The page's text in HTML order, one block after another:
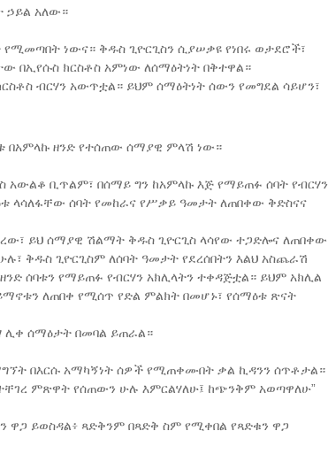
ኃይል አለው።
ነውና። ቅዱስ ጊዮርጊስን ሲያሠቃዩ የነበሩ ወታደሮች፣
በኢየሱስ ክርስቶስ አምነው ለሰማዕትነት በቅተዋል።
ብርሃን አውጥቷል። ይህም ሰማዕትነት ሰውን የመግደል ሳይሆን፣
በአምላኩ ዘንድ የተሰጠው ሰማያዊ ምላሽ ነው።
አውልቆ ቢጥልም፣ በሰማይ ግን ከአምላኩ እጅ የማይጠፉ ሰባት የብርሃን
ላሳለፋቸው ሰባት የመከራና የሥቃይ ዓመታት ለጠበቀው ቅድስናና
ይህ ሰማያዊ ሽልማት ቅዱስ ጊዮርጊስ ላሳየው ተጋድሎና ለጠበቀው
ቅዱስ ጊዮርጊስም ለሰባት ዓመታት የደረሰበትን እልህ አስጨራሽ
ሰባቱን የማይጠፉ የብርሃን አክሊላትን ተቀዳጅቷል። ይህም አክሊል
ለጠበቀ የሚሰጥ የድል ምልክት በመሆኑ፣ የሰማዕቱ ጽናት
ሊቀ ሰማዕታት በመባል ይጠራል።
በእርሱ አማካኝነት ሰዎች የሚጠቀሙበት ቃል ኪዳንን ሰጥቶታል።
ምጽዋት የሰጠውን ሁሉ እምርልሃለሁ፤ ከጭንቅም አወጣዋለሁ”
ዋጋ ይወስዳል፥ ጻድቅንም በጻድቅ ስም የሚቀበል የጻድቁን ዋጋ